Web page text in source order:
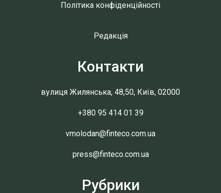
Політика конфіденційності
Редакція
Контакти
вулиця Жилянська, 48,50, Київ, 02000
+380 95 414 01 39
vmolodan@finteco.com.ua
press@finteco.com.ua
Рубрики